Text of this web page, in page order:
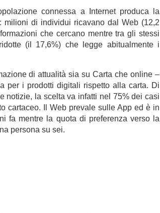
connessa a Internet produca la
milioni di individui ricavano dal Web (12,2
che cercano mentre tra gli stessi
(il 17,6%) che legge abitualmente i
di attualità sia su Carta che online –
per i prodotti digitali rispetto alla carta. Di
notizie, la scelta va infatti nel 75% dei casi
cartaceo. Il Web prevale sulle App ed è in
fa mentre la quota di preferenza verso la
persona su sei.